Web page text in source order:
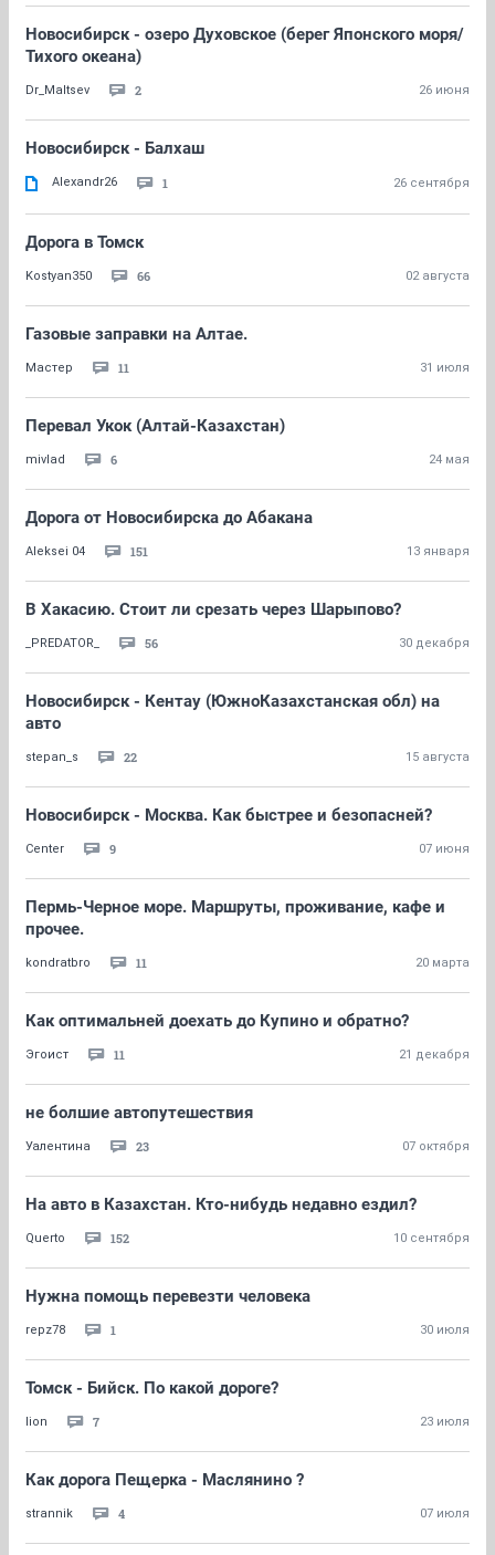
Новосибирск - озеро Духовское (берег Японского моря/
Тихого океана)
Dr_Maltsev 2 26 июня
Новосибирск - Балхаш
Alexandr26 1 26 сентября
Дорога в Томск
Kostyan350 66 02 августа
Газовые заправки на Алтае.
Мастер 11 31 июля
Перевал Укок (Алтай-Казахстан)
mivlad 6 24 мая
Дорога от Новосибирска до Абакана
Aleksei 04 151 13 января
В Хакасию. Стоит ли срезать через Шарыпово?
_PREDATOR_ 56 30 декабря
Новосибирск - Кентау (ЮжноКазахстанская обл) на
авто
stepan_s 22 15 августа
Новосибирск - Москва. Как быстрее и безопасней?
Center 9 07 июня
Пермь-Черное море. Маршруты, проживание, кафе и
прочее.
kondratbro 11 20 марта
Как оптимальней доехать до Купино и обратно?
Эгоист 11 21 декабря
не болшие автопутешествия
Уалентина 23 07 октября
На авто в Казахстан. Кто-нибудь недавно ездил?
Querto 152 10 сентября
Нужна помощь перевезти человека
repz78 1 30 июля
Томск - Бийск. По какой дороге?
lion 7 23 июля
Как дорога Пещерка - Маслянино ?
strannik 4 07 июля